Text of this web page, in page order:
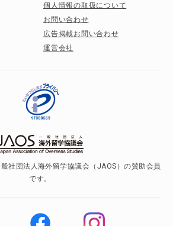
個人情報の取扱について
お問い合わせ
広告掲載お問い合わせ
運営会社
般社団法人海外留学協議会（JAOS）の賛助会員
です。